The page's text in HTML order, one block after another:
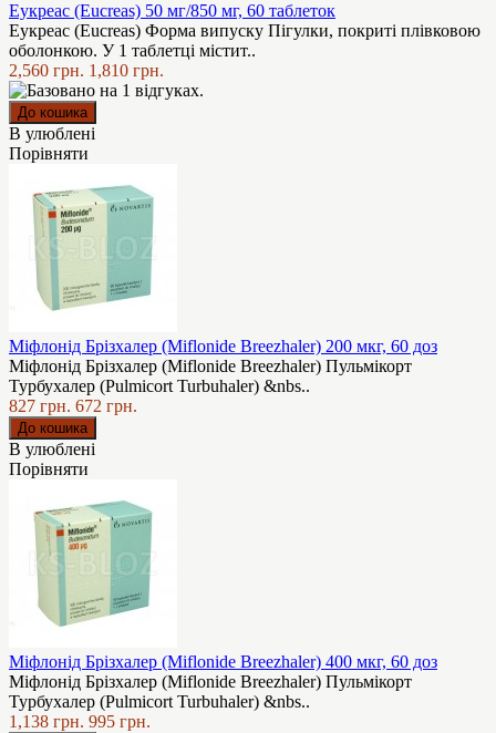
Еукреас (Eucreas) 50 мг/850 мг, 60 таблеток
Еукреас (Eucreas) Форма випуску Пігулки, покриті плівковою
оболонкою. У 1 таблетці містит..
2,560 грн. 1,810 грн.
В улюблені
Порівняти
Міфлонід Брізхалер (Miflonide Breezhaler) 200 мкг, 60 доз
Міфлонід Брізхалер (Miflonide Breezhaler) Пульмікорт
Турбухалер (Pulmicort Turbuhaler) &nbs..
827 грн. 672 грн.
В улюблені
Порівняти
Міфлонід Брізхалер (Miflonide Breezhaler) 400 мкг, 60 доз
Міфлонід Брізхалер (Miflonide Breezhaler) Пульмікорт
Турбухалер (Pulmicort Turbuhaler) &nbs..
1,138 грн. 995 грн.